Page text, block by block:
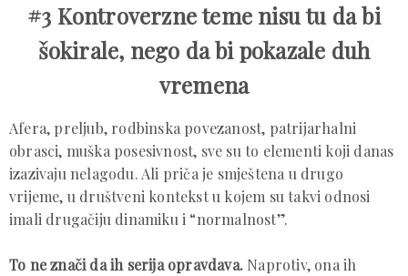
#3 Kontroverzne teme nisu tu da bi
šokirale, nego da bi pokazale duh
vremena
Afera, preljub, rodbinska povezanost, patrijarhalni
obrasci, muška posesivnost, sve su to elementi koji danas
izazivaju nelagodu. Ali priča je smještena u drugo
vrijeme, u društveni kontekst u kojem su takvi odnosi
imali drugačiju dinamiku i “normalnost”.
To ne znači da ih serija opravdava. Naprotiv, ona ih